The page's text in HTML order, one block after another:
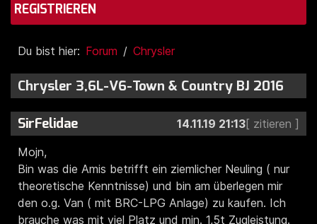
REGISTRIEREN
Du bist hier: Forum Chrysler
Chrysler 3,6L-V6-Town & Country BJ 2016
SirFelidae
14.11.19 21:13
Mojn,
Bin was die Amis betrifft ein ziemlicher Neuling ( nur
theoretische Kenntnisse) und bin am überlegen mir
den o.g. Van ( mit BRC-LPG Anlage) zu kaufen. Ich
brauche was mit viel Platz und min. 1,5t Zugleistung.